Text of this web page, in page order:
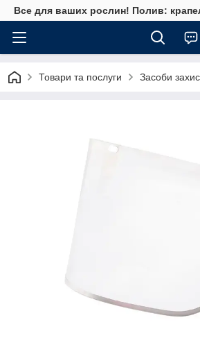
Все для ваших рослин! Полив:
Товари та послуги Засоби